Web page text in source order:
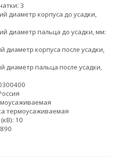
3
диаметр корпуса до усадки,
диаметр пальца до усадки, мм:
корпуса после усадки,
диаметр пальца после усадки,
300400
термоусаживаемая
10